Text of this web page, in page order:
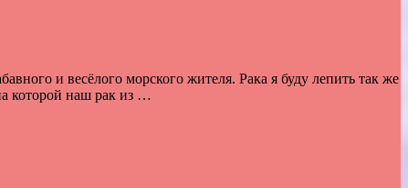
и весёлого морского жителя. Рака я буду лепить так же
которой наш рак из …